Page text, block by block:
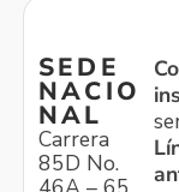
SEDE
NACIO
NAL
Carrera
85D No.